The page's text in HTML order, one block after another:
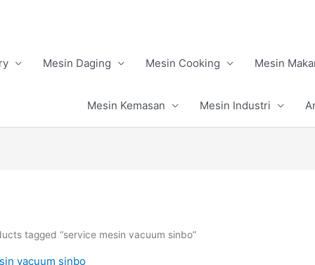
Mesin Daging Mesin Cooking Mesin
Mesin Kemasan Mesin Industri
tagged “service mesin vacuum sinbo”
vacuum sinbo